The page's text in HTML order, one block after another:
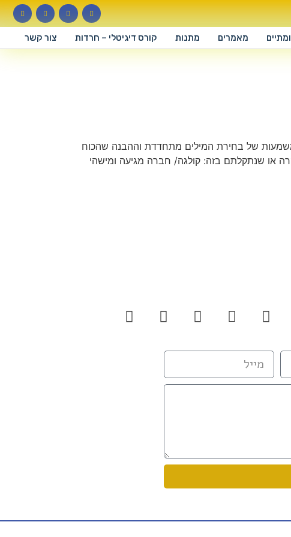
מאמרים מתנות קורס דיגיטלי – חרדות צור קשר
של בחירת המילים מתחדדת וההבנה שהכוח
קרה או שנתקלתם בזה: קולגה/ חברה מגיעה ומישהי